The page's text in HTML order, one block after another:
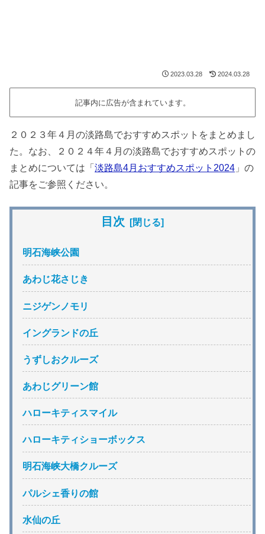
2023.03.28 2024.03.28
記事内に広告が含まれています。
２０２３年４月の淡路島でおすすめスポットをまとめまし
た。なお、２０２４年４月の淡路島でおすすめスポットの
まとめについては「 淡路島4月おすすめスポット2024 」の
記事をご参照ください。
目次
明石海峡公園
あわじ花さじき
ニジゲンノモリ
イングランドの丘
うずしおクルーズ
あわじグリーン館
ハローキティスマイル
ハローキティショーボックス
明石海峡大橋クルーズ
パルシェ香りの館
水仙の丘